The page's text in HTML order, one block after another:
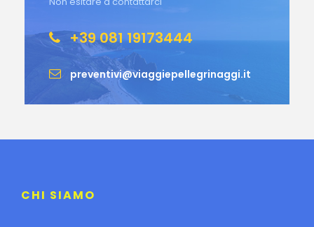
+39 081 19173444
preventivi@viaggiepellegrinaggi.it
CHI SIAMO